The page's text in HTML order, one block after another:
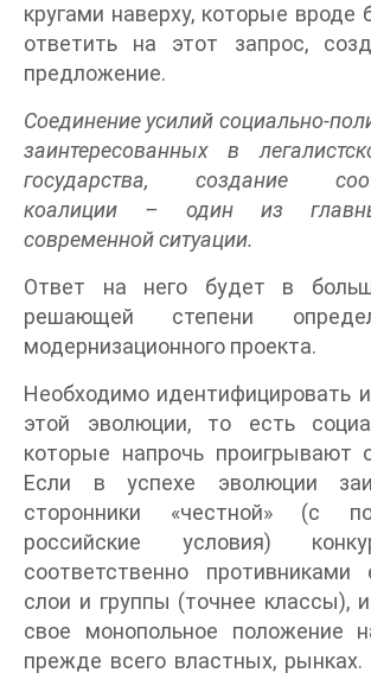
кругами наверху, которые вроде
ответить на этот запрос,
предложение.
Соединение усилий социально-
заинтересованных в
государства, создание
коалиции – один из
современной ситуации.
Ответ на него будет в
решающей степени
модернизационного проекта.
Необходимо идентифицировать
этой эволюции, то есть
которые напрочь проигрывают
Если в успехе эволюции
сторонники «честной» (с
российские условия)
соответственно
слои и группы (точнее классы),
свое монопольное положение
прежде всего властных,